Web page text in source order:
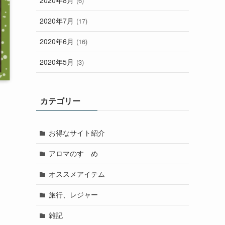
2020年7月 (17)
2020年6月 (16)
2020年5月 (3)
カテゴリー
お得なサイト紹介
アロマのすゝめ
オススメアイテム
旅行、レジャー
雑記